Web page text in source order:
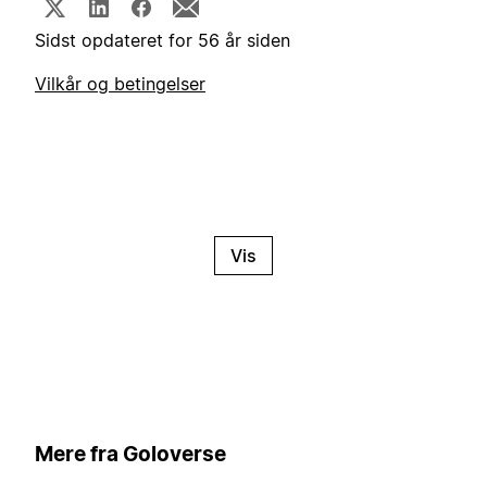
Sidst opdateret for 56 år siden
Vilkår og betingelser
Vis
Mere fra Goloverse